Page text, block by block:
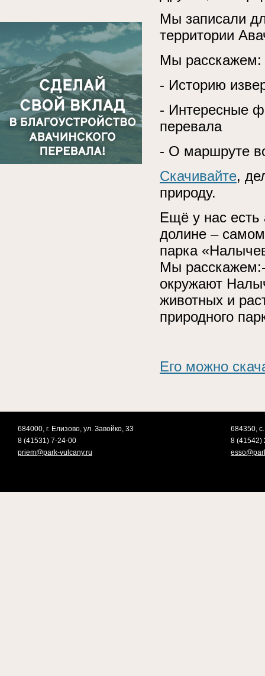
Мы записали
территории
Мы расскажем:
- Историю
- Интересные
перевала
- О маршруте
Скачивайте,
природу.
Ещё у нас
долине –
парка
Мы расскажем:
окружают
животных и
природного
Его можно
684000, г. Елизово, ул. Завойко, 33
8 (41531) 7-24-00
priem@park-vulcany.ru
684350,
8 (41542)